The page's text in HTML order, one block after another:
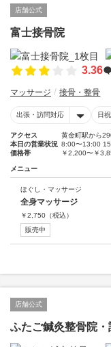
店舗公式
富士接骨院
3.36
マッサージ 接骨・整骨
出張・訪問対応 日
アクセス
黄金町駅から
本日の営業状況 8:00〜13:00
価格帯
￥2,200〜￥
メニュー
ほぐし・マッサージ
全身マッサージ
￥2,750 （税込）
販売中
店舗公式
ふたご鍼灸整骨院